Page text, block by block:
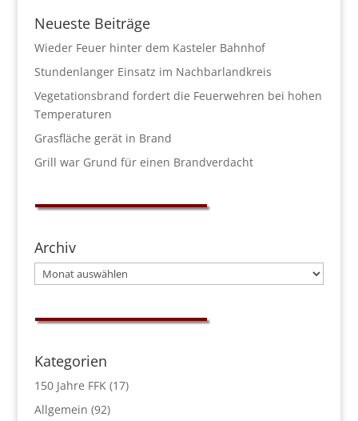
Neueste Beiträge
Wieder Feuer hinter dem Kasteler Bahnhof
Stundenlanger Einsatz im Nachbarlandkreis
Vegetationsbrand fordert die Feuerwehren bei hohen
Temperaturen
Grasfläche gerät in Brand
Grill war Grund für einen Brandverdacht
Archiv
Archiv
Kategorien
150 Jahre FFK(17)
Allgemein (92)